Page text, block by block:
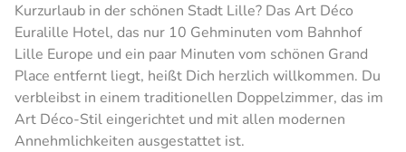
Kurzurlaub in der schönen Stadt Lille? Das Art Déco
Euralille Hotel, das nur 10 Gehminuten vom Bahnhof
Lille Europe und ein paar Minuten vom schönen Grand
Place entfernt liegt, heißt Dich herzlich willkommen. Du
verbleibst in einem traditionellen Doppelzimmer, das im
Art Déco-Stil eingerichtet und mit allen modernen
Annehmlichkeiten ausgestattet ist.